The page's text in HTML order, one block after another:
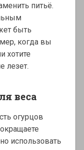
питьё.
быть
когда вы
хотите
лезет.
веса
огурцов
использовать